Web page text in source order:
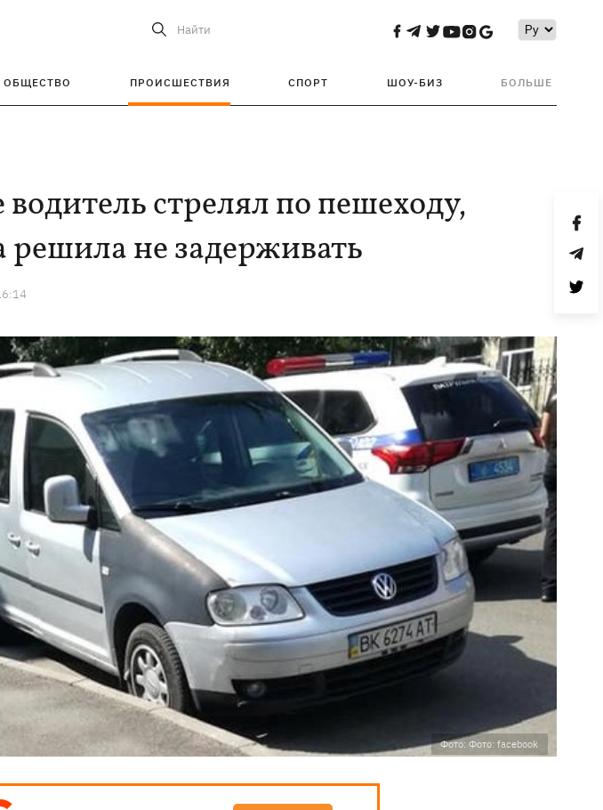
Найти
ОБЩЕСТВО ПРОИСШЕСТВИЯ СПОРТ ШОУ-БИЗ БОЛЬШЕ
стрелял по пешеходу,
решила не задерживать
Фото: Фото: facebook